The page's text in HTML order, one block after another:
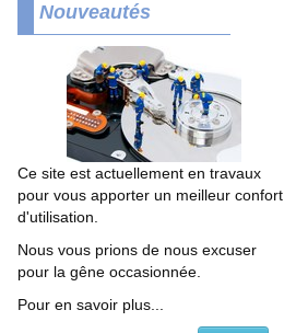
Nouveautés
Ce site est actuellement en travaux
pour vous apporter un meilleur confort
d'utilisation.
Nous vous prions de nous excuser
pour la gêne occasionnée.
Pour en savoir plus...